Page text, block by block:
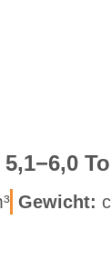
Ge­wicht: